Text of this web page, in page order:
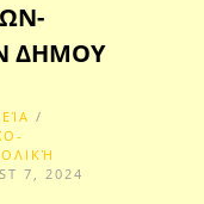
ΔΗΜΟΥ
/
7, 2024